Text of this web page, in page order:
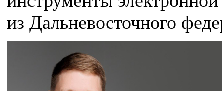
из Дальневосточного